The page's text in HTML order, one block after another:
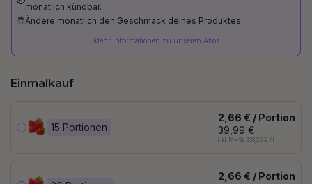
monatlich kündbar.
Ändere monatlich den Geschmack deines Produktes.
Mehr Informationen zu unseren Abos
Einmalkauf
15 Portionen
2,66 € / Portion
39,99 €
inkl. MwSt. 333,25 € / l
2,66 € / Portion